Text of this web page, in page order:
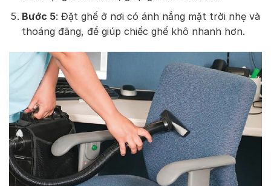
Bước 5: Đặt ghế ở nơi có ánh nắng mặt trời nhẹ và
thoáng đãng, để giúp chiếc ghế khô nhanh hơn.